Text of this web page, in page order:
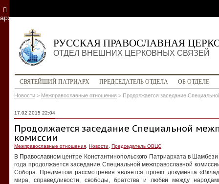
РУССКАЯ ПРАВОСЛАВНАЯ
ОТДЕЛ ВНЕШНИХ ЦЕРКОВНЫХ СВЯЗЕЙ
СВЯТЕЙШИЙ ПАТРИАРХ ПРЕДСЕДАТЕЛЬ ОТДЕЛА ОБ ОТДЕЛЕ
Новости > Межправославные отношения > Продолжается заседание
17.02.2015 22:04
Продолжается заседание Специальной
комиссии
Межправославные отношения Новости Председатель ОВЦС
В Православном центре Константинопольского Патриархата в
года продолжается заседание Специальной межправославной
Собора. Предметом рассмотрения является проект документа
мира, справедливости, свободы, братства и любви между
архив